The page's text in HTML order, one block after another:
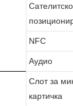
Сателитско
NFC
Аудио
Слот за
картичка